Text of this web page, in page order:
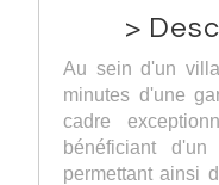
>
Au sein d'un
minutes d'une
cadre
bénéficiant
permettant ainsi